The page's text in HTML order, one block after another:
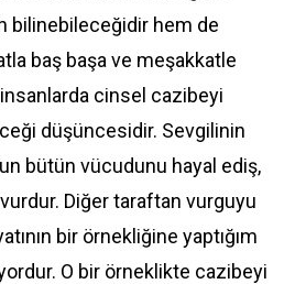
bilinebileceğidir hem de
baş başa ve meşakkatle
cinsel cazibeyi
düşüncesidir. Sevgilinin
bütün vücudunu hayal ediş,
Diğer taraftan vurguyu
bir örnekliğine yaptığım
O bir örneklikte cazibeyi